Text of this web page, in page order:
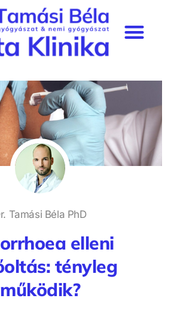
Tamási Béla PhD
elleni
tényleg
működik?